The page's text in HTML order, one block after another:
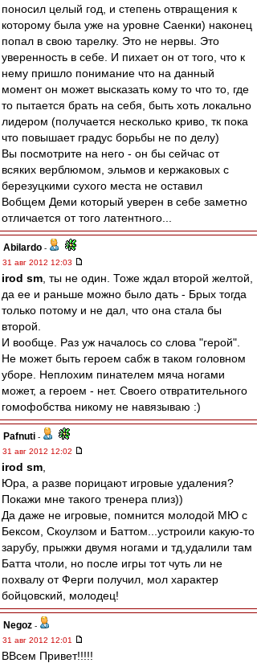
поносил целый год, и степень отвращения к
которому была уже на уровне Саенки) наконец
попал в свою тарелку. Это не нервы. Это
уверенность в себе. И пихает он от того, что к
нему пришло понимание что на данный
момент он может высказать кому то что то, где
то пытается брать на себя, быть хоть локально
лидером (получается несколько криво, тк пока
что повышает градус борьбы не по делу)
Вы посмотрите на него - он бы сейчас от
всяких верблюмом, эльмов и кержаковых с
березуцкими сухого места не оставил
Вобщем Деми который уверен в себе заметно
отличается от того латентного...
Abilardo -
31 авг 2012 12:03
irod sm , ты не один. Тоже ждал второй желтой,
да ее и раньше можно было дать - Брых тогда
только потому и не дал, что она стала бы
второй.
И вообще. Раз уж началось со слова "герой".
Не может быть героем сабж в таком головном
уборе. Неплохим пинателем мяча ногами
может, а героем - нет. Своего отвратительного
гомофобства никому не навязываю :)
Pafnuti -
31 авг 2012 12:02
irod sm
Юра, а разве порицают игровые удаления?
Покажи мне такого тренера плиз))
Да даже не игровые, помнится молодой МЮ с
Бексом, Скоулзом и Баттом...устроили какую-то
зарубу, прыжки двумя ногами и тд,удалили там
Батта чтоли, но после игры тот чуть ли не
похвалу от Ферги получил, мол характер
бойцовский, молодец!
Negoz -
31 авг 2012 12:01
ВВсем Привет!!!!!